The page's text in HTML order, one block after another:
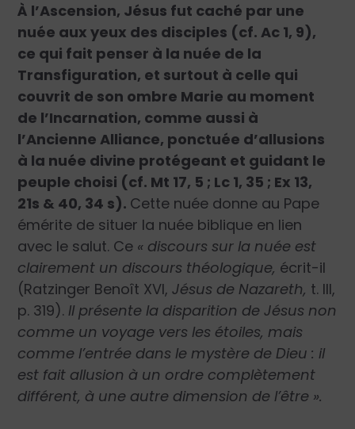
À l’Ascension, Jésus fut caché par une
nuée aux yeux des disciples (cf. Ac 1, 9),
ce qui fait penser à la nuée de la
Transfiguration, et surtout à celle qui
couvrit de son ombre Marie au moment
de l’Incarnation, comme aussi à
l’Ancienne Alliance, ponctuée d’allusions
à la nuée divine protégeant et guidant le
peuple choisi (cf. Mt 17, 5 ; Lc 1, 35 ; Ex 13,
21s & 40, 34 s). Cette nuée donne au Pape
émérite de situer la nuée biblique en lien
avec le salut. Ce « discours sur la nuée est
clairement un discours théologique, écrit-il
(Ratzinger Benoît XVI,Jésus de Nazareth, t. III,
p. 319). Il présente la disparition de Jésus non
comme un voyage vers les étoiles, mais
comme l’entrée dans le mystère de Dieu : il
est fait allusion à un ordre complètement
différent, à une autre dimension de l’être ».